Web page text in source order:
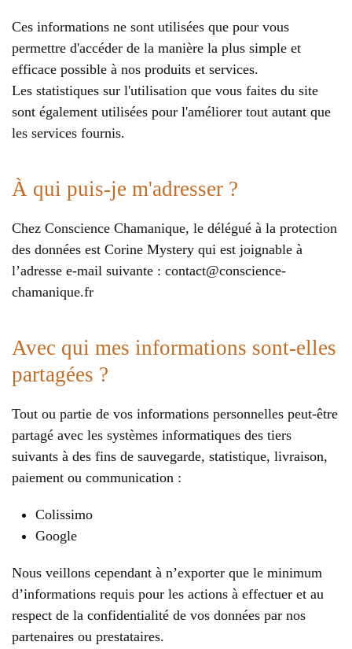
Ces informations ne sont utilisées que pour vous
permettre d'accéder de la manière la plus simple et
efficace possible à nos produits et services.
Les statistiques sur l'utilisation que vous faites du site
sont également utilisées pour l'améliorer tout autant que
les services fournis.
À qui puis-je m'adresser ?
Chez Conscience Chamanique, le délégué à la protection
des données est Corine Mystery qui est joignable à
l’adresse e-mail suivante : contact@conscience-
chamanique.fr
Avec qui mes informations sont-elles
partagées ?
Tout ou partie de vos informations personnelles peut-être
partagé avec les systèmes informatiques des tiers
suivants à des fins de sauvegarde, statistique, livraison,
paiement ou communication :
Colissimo
Google
Nous veillons cependant à n’exporter que le minimum
d’informations requis pour les actions à effectuer et au
respect de la confidentialité de vos données par nos
partenaires ou prestataires.